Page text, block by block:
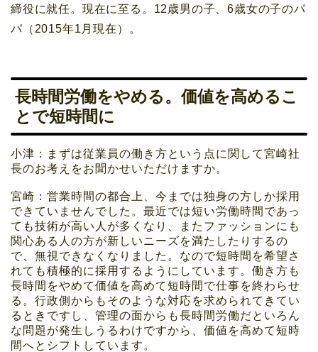
締役に就任。現在に至る。12歳男の子、6歳女の子のパ
パ（2015年1月現在）。
長時間労働をやめる。価値を高めるこ
とで短時間に
小津：まずは従業員の働き方という点に関して宮崎社
長のお考えをお聞かせいただけますか。
宮崎：営業時間の都合上、今までは独身の方しか採用
できていませんでした。最近では短い労働時間であっ
ても技術が高い人が多くなり、またファッションにも
関心ある人の方が新しいニーズを満たしたりするの
で、無視できなくなりました。なので短時間を希望さ
れても積極的に採用するようにしています。働き方も
長時間をやめて価値を高めて短時間で仕事を終わらせ
る。行政側からもそのような対応を求められてきてい
るときですし、管理の面からも長時間労働だといろん
な問題が発生しうるわけですから、価値を高めて短時
間へとシフトしています。